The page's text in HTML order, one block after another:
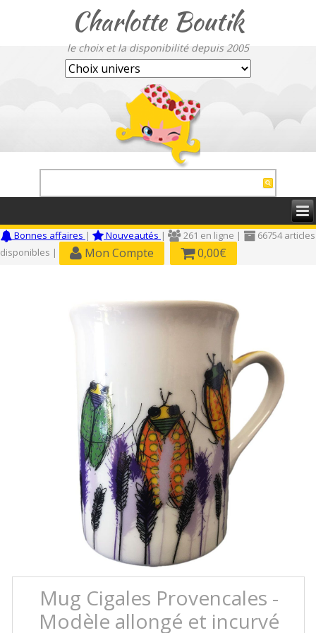
Charlotte Boutik
le choix et la disponibilité depuis 2005
Bonnes affaires | Nouveautés | 261 en ligne |
66754 articles
disponibles |
Mon Compte 0,00€
Mug Cigales Provencales -
Modèle allongé et incurvé